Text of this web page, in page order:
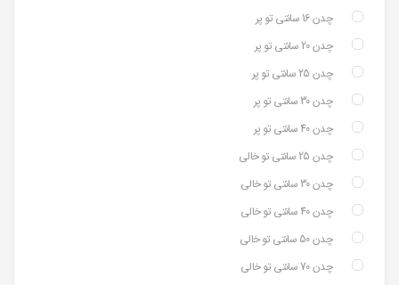
چدن 16 سانتی تو پر
چدن 20 سانتی تو پر
چدن 25 سانتی تو پر
چدن 30 سانتی تو پر
چدن 40 سانتی تو پر
چدن 25 سانتی تو خالی
چدن 30 سانتی تو خالی
چدن 40 سانتی تو خالی
چدن 50 سانتی تو خالی
چدن 70 سانتی تو خالی